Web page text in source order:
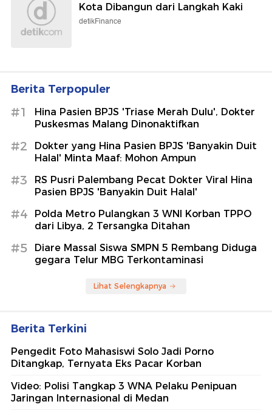
Kota Dibangun dari Langkah Kaki
detikFinance
Berita Terpopuler
#1
Hina Pasien BPJS 'Triase Merah Dulu', Dokter
Puskesmas Malang Dinonaktifkan
#2
Dokter yang Hina Pasien BPJS 'Banyakin Duit
Halal' Minta Maaf: Mohon Ampun
#3
RS Pusri Palembang Pecat Dokter Viral Hina
Pasien BPJS 'Banyakin Duit Halal'
#4
Polda Metro Pulangkan 3 WNI Korban TPPO
dari Libya, 2 Tersangka Ditahan
#5
Diare Massal Siswa SMPN 5 Rembang Diduga
gegara Telur MBG Terkontaminasi
Lihat Selengkapnya
Berita Terkini
Pengedit Foto Mahasiswi Solo Jadi Porno
Ditangkap, Ternyata Eks Pacar Korban
Video: Polisi Tangkap 3 WNA Pelaku Penipuan
Jaringan Internasional di Medan